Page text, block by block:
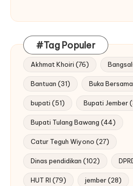
#Tag Populer
Akhmat Khoiri (76)
Bantuan (31) Buka Bersama
bupati (51) Bupati Jember
Bupati Tulang Bawang (44)
Catur Teguh Wiyono (27)
Dinas pendidikan (102)
HUT RI (79) jember(28)